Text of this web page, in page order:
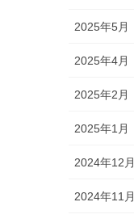
2025年5月
2025年4月
2025年2月
2025年1月
2024年12月
2024年11月